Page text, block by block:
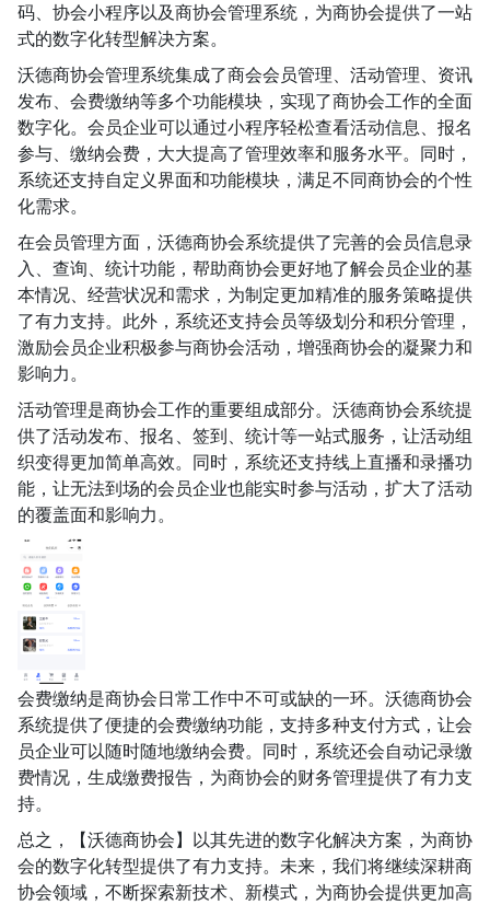
码、协会小程序以及商协会管理系统，为商协会提供了一站
式的数字化转型解决方案。
沃德商协会管理系统集成了商会会员管理、活动管理、资讯
发布、会费缴纳等多个功能模块，实现了商协会工作的全面
数字化。会员企业可以通过小程序轻松查看活动信息、报名
参与、缴纳会费，大大提高了管理效率和服务水平。同时，
系统还支持自定义界面和功能模块，满足不同商协会的个性
化需求。
在会员管理方面，沃德商协会系统提供了完善的会员信息录
入、查询、统计功能，帮助商协会更好地了解会员企业的基
本情况、经营状况和需求，为制定更加精准的服务策略提供
了有力支持。此外，系统还支持会员等级划分和积分管理，
激励会员企业积极参与商协会活动，增强商协会的凝聚力和
影响力。
活动管理是商协会工作的重要组成部分。沃德商协会系统提
供了活动发布、报名、签到、统计等一站式服务，让活动组
织变得更加简单高效。同时，系统还支持线上直播和录播功
能，让无法到场的会员企业也能实时参与活动，扩大了活动
的覆盖面和影响力。
会费缴纳是商协会日常工作中不可或缺的一环。沃德商协会
系统提供了便捷的会费缴纳功能，支持多种支付方式，让会
员企业可以随时随地缴纳会费。同时，系统还会自动记录缴
费情况，生成缴费报告，为商协会的财务管理提供了有力支
持。
总之，【沃德商协会】以其先进的数字化解决方案，为商协
会的数字化转型提供了有力支持。未来，我们将继续深耕商
协会领域，不断探索新技术、新模式，为商协会提供更加高